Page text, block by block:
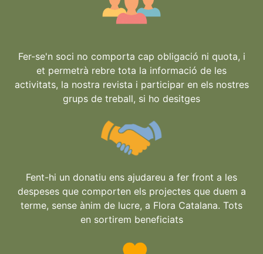
Fer-se'n soci no comporta cap obligació ni quota, i
et permetrà rebre tota la informació de les
activitats, la nostra revista i participar en els nostres
grups de treball, si ho desitges
Fent-hi un donatiu ens ajudareu a fer front a les
despeses que comporten els projectes que duem a
terme, sense ànim de lucre, a Flora Catalana. Tots
en sortirem beneficiats